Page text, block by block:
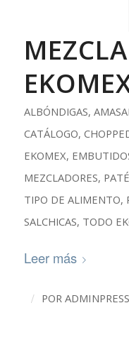
ALBÓNDIGAS,
CATÁLOGO,
EKOMEX,
MEZCLADORES, PATÉ
TIPO DE ALIMENTO,
SALCHICAS, TODO
Leer más
/ POR